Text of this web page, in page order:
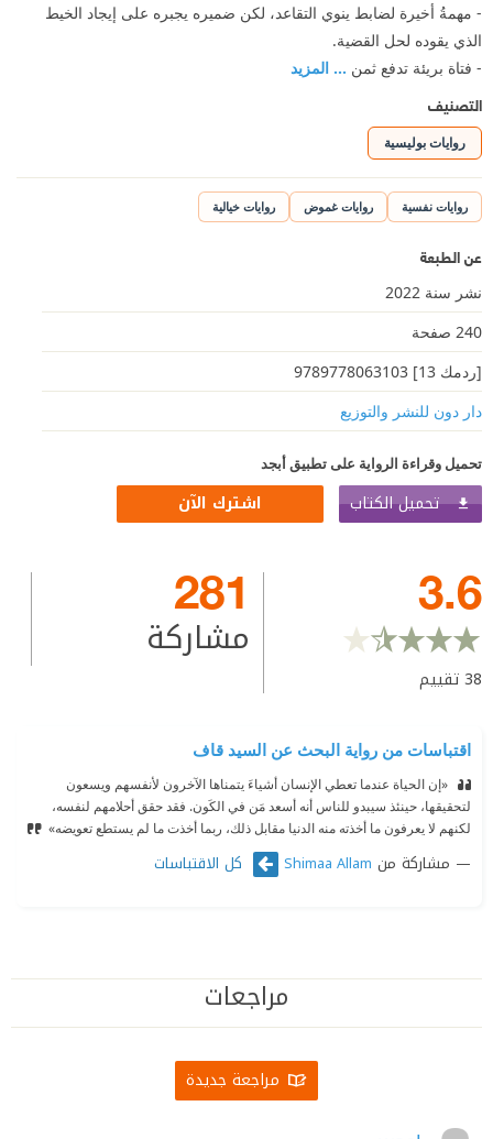
- مهمةُ أخيرة لضابط ينوي التقاعد، لكن ضميره يجبره على إيجاد الخيط
الذي يقوده لحل القضية.
- فتاة بريئة تدفع ثمن ... المزيد
التصنيف
روايات بوليسية
روايات نفسية روايات غموض روايات خيالية
عن الطبعة
نشر سنة 2022
240 صفحة
[ردمك 13] 9789778063103
دار دون للنشر والتوزيع
تحميل وقراءة الرواية على تطبيق أبجد
تحميل الكتاب اشترك الآن
3.6
38تقييم
281
مشاركة
اقتباسات من رواية البحث عن السيد قاف
‫ «إن الحياة عندما تعطي الإنسان أشياءَ يتمناها الآخرون لأنفسهم ويسعون
لتحقيقها، حينئذ سيبدو للناس أنه أسعد مَن في الكَون. فقد حقق أحلامهم لنفسه،
لكنهم لا يعرفون ما أخذته منه الدنيا مقابل ذلك، ربما أخذت ما لم يستطع تعويضه»
مشاركة من Shimaa Allam كل الاقتباسات
مراجعات
مراجعة جديدة